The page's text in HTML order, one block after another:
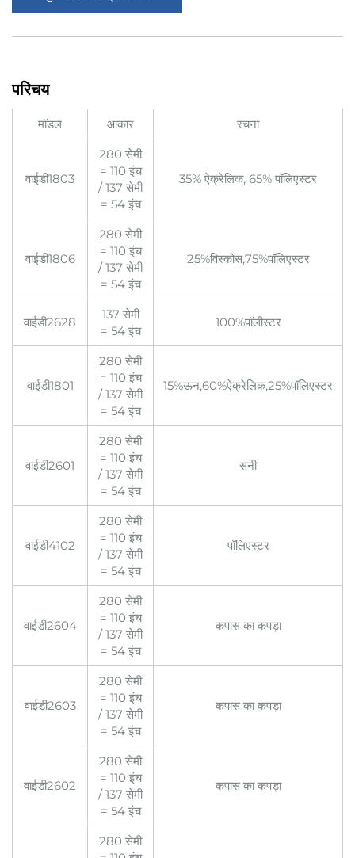
परिचय
मॉडल आकार रचना
वाईडी1803
280 सेमी
= 110 इंच
/ 137 सेमी
= 54 इंच
35% ऐक्रेलिक, 65% पॉलिएस्टर
वाईडी1806
280 सेमी
= 110 इंच
/ 137 सेमी
= 54 इंच
25%विस्कोस,75%पॉलिएस्टर
वाईडी2628
137 सेमी
= 54 इंच
100%पॉलीस्टर
वाईडी1801
280 सेमी
= 110 इंच
/ 137 सेमी
= 54 इंच
15%ऊन,60%ऐक्रेलिक,25%पॉलिएस्टर
वाईडी2601
280 सेमी
= 110 इंच
/ 137 सेमी
= 54 इंच
सनी
वाईडी4102
280 सेमी
= 110 इंच
/ 137 सेमी
= 54 इंच
पॉलिएस्टर
वाईडी2604
280 सेमी
= 110 इंच
/ 137 सेमी
= 54 इंच
कपास का कपड़ा
वाईडी2603
280 सेमी
= 110 इंच
/ 137 सेमी
= 54 इंच
कपास का कपड़ा
वाईडी2602
280 सेमी
= 110 इंच
/ 137 सेमी
= 54 इंच
कपास का कपड़ा
280 सेमी